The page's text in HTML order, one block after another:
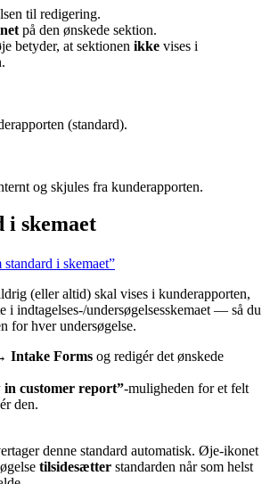
til redigering.
på den ønskede sektion.
betyder, at sektionen ikke vises i
(standard).
og skjules fra kunderapporten.
i skemaet
i skemaet”
(eller altid) skal vises i kunderapporten,
i indtagelses-/undersøgelsesskemaet — så du
for hver undersøgelse.
Intake Forms og redigér det ønskede
in customer report”-muligheden for et felt
den.
denne standard automatisk. Øje-ikonet
tilsidesætter standarden når som helst